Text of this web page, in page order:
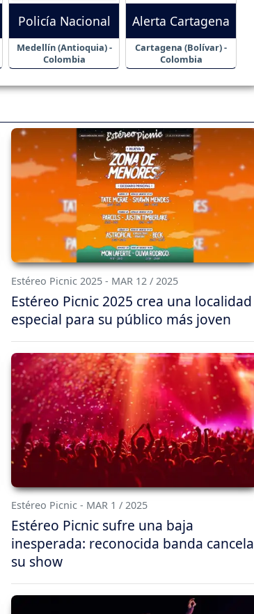
Policía Nacional
Medellín (Antioquia) -
Colombia
Alerta Cartagena
Cartagena (Bolívar) -
Colombia
Estéreo Picnic 2025 - MAR 12 / 2025
Estéreo Picnic 2025 crea una localidad
especial para su público más joven
Estéreo Picnic - MAR 1 / 2025
Estéreo Picnic sufre una baja
inesperada: reconocida banda cancela
su show